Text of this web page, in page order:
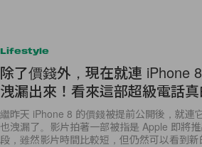
Lifestyle
除了價錢外，現在就連 iPhone
洩漏出來！看來這部超級電話真
繼昨天 iPhone 8 的價錢被提前公開後，就連
也洩漏了。影片拍著一部被指是 Apple 即將
段，雖然影片時間比較短，但仍然可以看到新